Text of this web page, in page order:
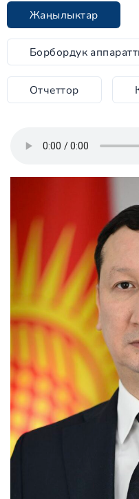
Жаңылыктар
Борбордук
Отчеттор